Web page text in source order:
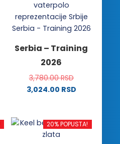
varijanti.
Opcije
mogu
izabrane
na
stranici
proizvoda.
Serbia – Training
2026
3,780.00RSD
3,024.00 RSD
ima
više
20% POPUSTA!